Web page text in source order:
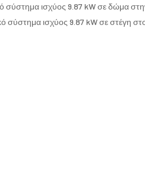
σύστημα ισχύος 9.87 kW σε δώμα
σύστημα ισχύος 9.87 kW σε στέγη